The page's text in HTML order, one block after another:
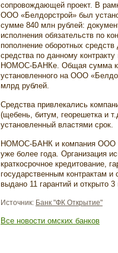
сопровождающей проект. В
ООО «Белдорстрой» был
сумме 840 млн рублей:
исполнения обязательств по
пополнение оборотных
средства по данному
НОМОС-БАНКе. Общая сумма
установленного на ООО
млрд рублей.
Средства привлекались
(щебень, битум, георешетка и
установленный властями срок.
НОМОС-БАНК и компания ООО
уже более года. Организация
краткосрочное кредитование,
государственным контрактам
выдано 11 гарантий и открыто
Источник: Банк "ФК Открытие"
Все новости омских банков